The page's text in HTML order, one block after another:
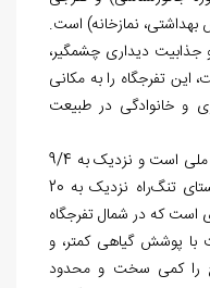
نمازخانه) است.
دیداری چشمگیر،
تفرجگاه را به مکانی
و خانوادگی در طبیعت
در محدوده مرکزی پارک ملی است و نزدیک به 9/4
هکتار مساحت دارد و فاصله‌اش با روستای تنگ‌راه نزدیک به 20
است که در شمال تفرجگاه
با پوشش گیاهی کمتر، و
را کمی سخت و محدود